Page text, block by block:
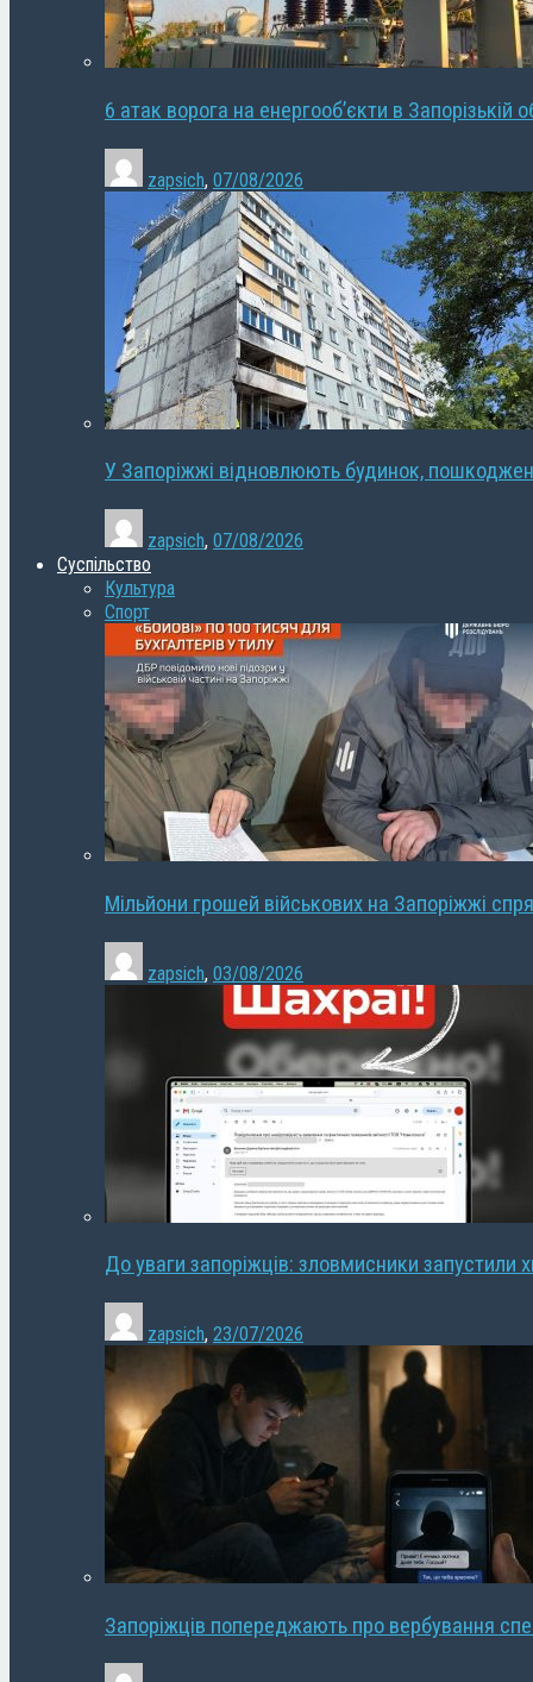
6 атак ворога на енергооб’єкти в Запорізькій
zapsich, 07/08/2026
У Запоріжжі відновлюють будинок,
zapsich, 07/08/2026
Суспільство
Культура
Спорт
Мільйони грошей військових на Запоріжжі
zapsich, 03/08/2026
До уваги запоріжців: зловмисники запустили
zapsich, 23/07/2026
Запоріжців попереджають про вербування